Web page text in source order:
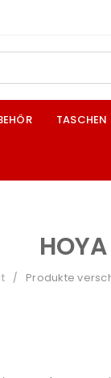
/ Produkte